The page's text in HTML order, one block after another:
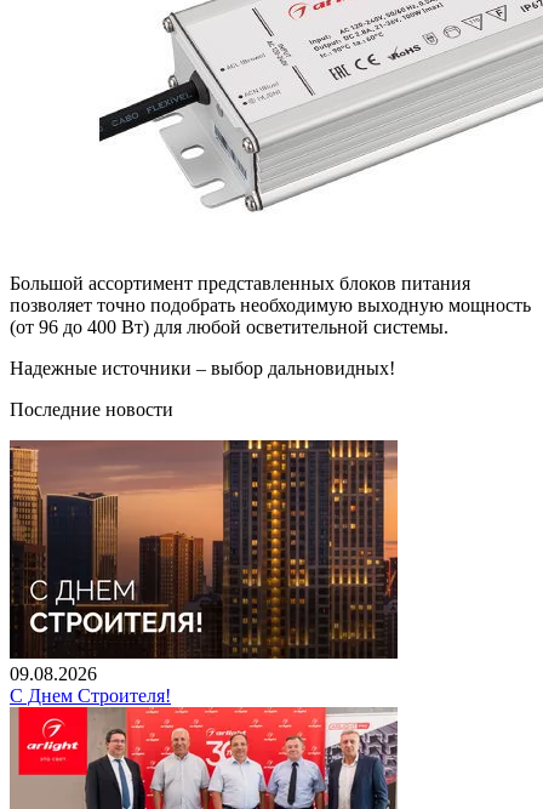
Большой ассортимент представленных блоков питания
позволяет точно подобрать необходимую выходную мощность
(от 96 до 400 Вт) для любой осветительной системы.
Надежные источники – выбор дальновидных!
Последние новости
09.08.2026
С Днем Строителя!